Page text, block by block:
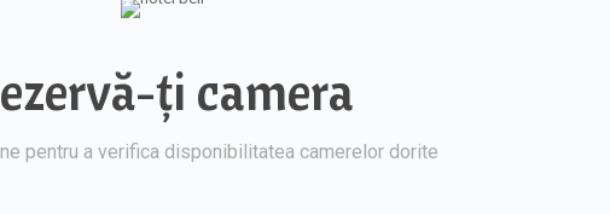
ți camera
pentru a verifica disponibilitatea camerelor dorite